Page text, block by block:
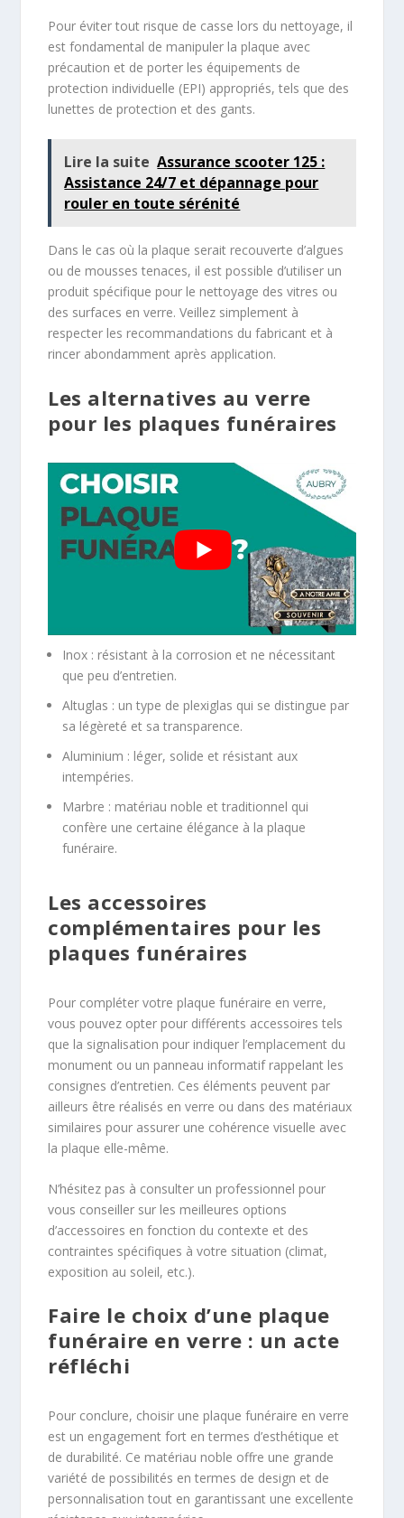
Pour éviter tout risque de casse lors du nettoyage, il
est fondamental de manipuler la plaque avec
précaution et de porter les équipements de
protection individuelle (EPI) appropriés, tels que des
lunettes de protection et des gants.
Lire la suite Assurance scooter 125 :
Assistance 24/7 et dépannage pour
rouler en toute sérénité
Dans le cas où la plaque serait recouverte d’algues
ou de mousses tenaces, il est possible d’utiliser un
produit spécifique pour le nettoyage des vitres ou
des surfaces en verre. Veillez simplement à
respecter les recommandations du fabricant et à
rincer abondamment après application.
Les alternatives au verre
pour les plaques funéraires
Inox : résistant à la corrosion et ne nécessitant
que peu d’entretien.
Altuglas : un type de plexiglas qui se distingue par
sa légèreté et sa transparence.
Aluminium : léger, solide et résistant aux
intempéries.
Marbre : matériau noble et traditionnel qui
confère une certaine élégance à la plaque
funéraire.
Les accessoires
complémentaires pour les
plaques funéraires
Pour compléter votre plaque funéraire en verre,
vous pouvez opter pour différents accessoires tels
que la signalisation pour indiquer l’emplacement du
monument ou un panneau informatif rappelant les
consignes d’entretien. Ces éléments peuvent par
ailleurs être réalisés en verre ou dans des matériaux
similaires pour assurer une cohérence visuelle avec
la plaque elle-même.
N’hésitez pas à consulter un professionnel pour
vous conseiller sur les meilleures options
d’accessoires en fonction du contexte et des
contraintes spécifiques à votre situation (climat,
exposition au soleil, etc.).
Faire le choix d’une plaque
funéraire en verre : un acte
réfléchi
Pour conclure, choisir une plaque funéraire en verre
est un engagement fort en termes d’esthétique et
de durabilité. Ce matériau noble offre une grande
variété de possibilités en termes de design et de
personnalisation tout en garantissant une excellente